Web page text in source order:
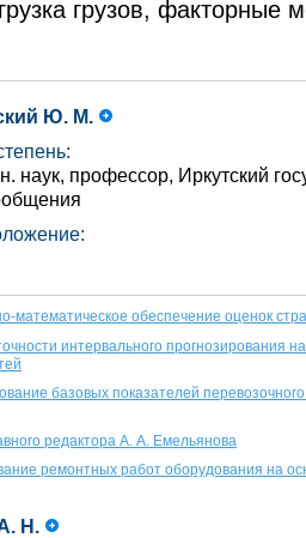
грузов, факторные
Ю. М.
наук, профессор, Иркутский
математическое обеспечение оценок
интервального прогнозирования
базовых показателей
редактора А. А. Емельянова
ремонтных работ оборудования на
Н.